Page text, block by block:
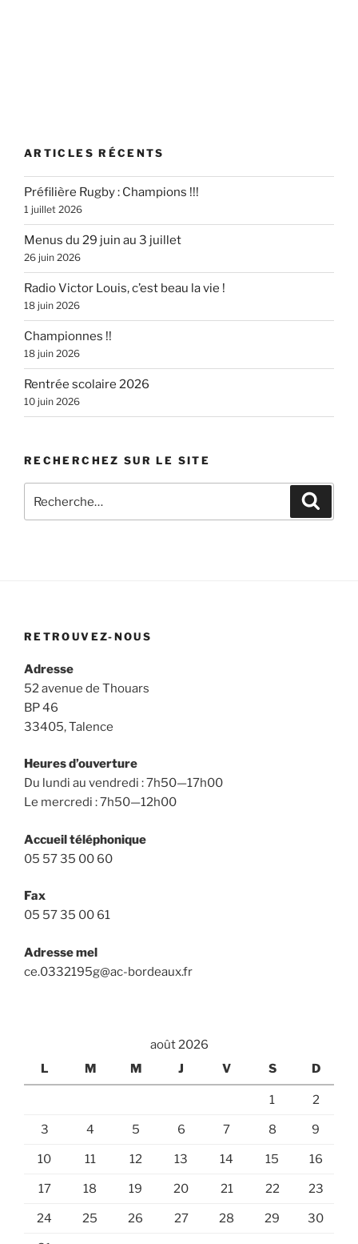
ARTICLES RÉCENTS
Préfilière Rugby : Champions !!!
1 juillet 2026
Menus du 29 juin au 3 juillet
26 juin 2026
Radio Victor Louis, c’est beau la vie !
18 juin 2026
Championnes !!
18 juin 2026
Rentrée scolaire 2026
10 juin 2026
RECHERCHEZ SUR LE SITE
pour
RETROUVEZ-NOUS
Adresse
52 avenue de Thouars
BP 46
33405, Talence
Heures d’ouverture
Du lundi au vendredi : 7h50—17h00
Le mercredi : 7h50—12h00
Accueil téléphonique
05 57 35 00 60
Fax
05 57 35 00 61
Adresse mel
ce.0332195g@ac-bordeaux.fr
août 2026
L
M M J V S D
1 2
3 4 5 6 7 8 9
10 11 12 13 14 15 16
17 18 19 20 21 22 23
24 25 26 27 28 29 30